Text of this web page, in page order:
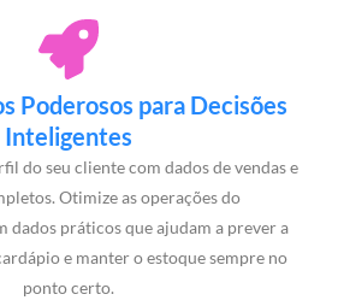
Poderosos para Decisões
Inteligentes
do seu cliente com dados de vendas e
Otimize as operações do
dados práticos que ajudam a prever a
e manter o estoque sempre no
ponto certo.